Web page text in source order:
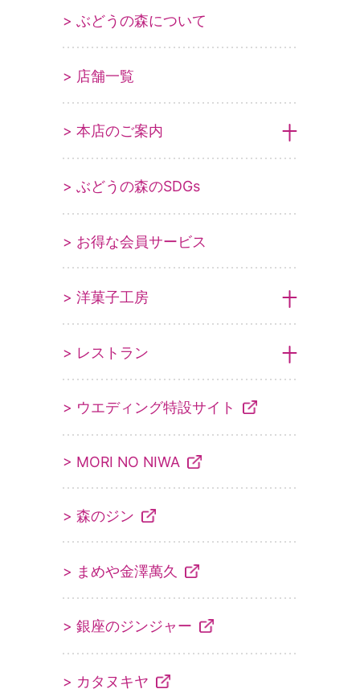
> ぶどうの森について
> 店舗一覧
> 本店のご案内
> ぶどうの森のSDGs
> お得な会員サービス
> 洋菓子工房
> レストラン
> ウエディング特設サイト
> MORI NO NIWA
> 森のジン
> まめや金澤萬久
> 銀座のジンジャー
> カタヌキヤ